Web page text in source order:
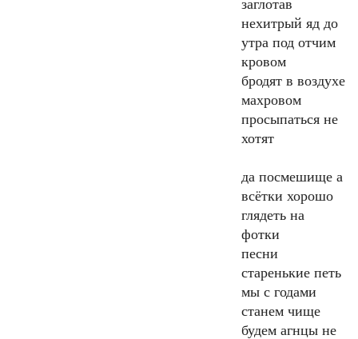
заглотав
нехитрый яд до
утра под отчим
кровом
бродят в воздухе
махровом
просыпаться не
хотят
да посмешище а
всётки хорошо
глядеть на
фотки
песни
старенькие петь
мы с годами
станем чище
будем агнцы не